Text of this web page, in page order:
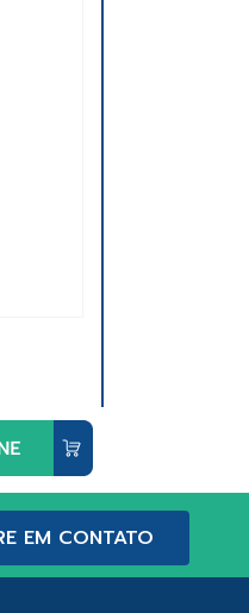
EM CONTATO